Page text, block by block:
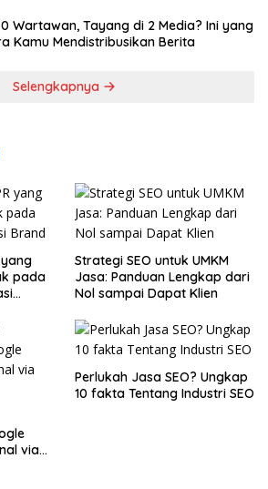
Wartawan, Tayang di 2 Media? Ini yang
Kamu Mendistribusikan Berita
Selengkapnya
pada
Strategi SEO untuk UMKM
Jasa: Panduan Lengkap dari
Nol sampai Dapat Klien
via
Perlukah Jasa SEO? Ungkap
10 fakta Tentang Industri SEO